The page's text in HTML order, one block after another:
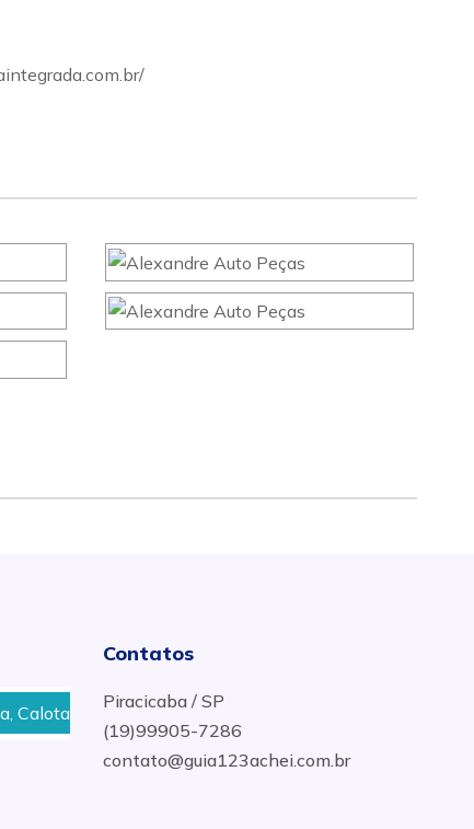
em Piracicaba Peças e Acessórios Para
Contatos
Piracicaba / SP
(19)99905-7286
contato@guia123achei.com.br